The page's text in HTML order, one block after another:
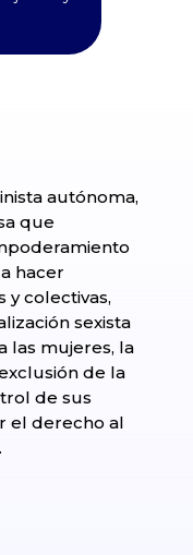
autónoma,
que
hacer
y colectivas,
sexista
las mujeres, la
de la
de sus
el derecho al